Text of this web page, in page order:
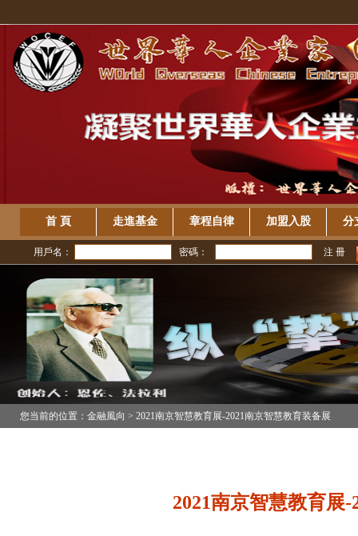
首 頁 走進基金 章程自律 加盟入股 分
用戶名： 密碼： 注 冊
您当前的位置：金融風向 > 2021南京智慧教育展-2021南京智慧教育装备展
2021南京智慧教育展